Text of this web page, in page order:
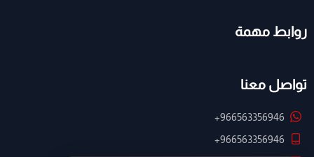
روابط مهمة
تواصل معنا
+966563356946
+966563356946